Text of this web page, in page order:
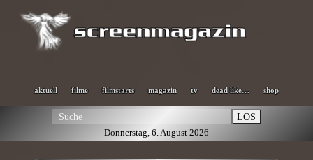
aktuell filme filmstarts magazin tv dead like… shop
LOS
Donnerstag, 6. August 2026